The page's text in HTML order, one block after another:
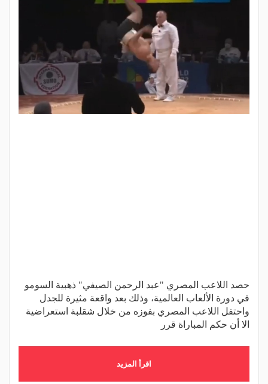
حصد اللاعب المصري "عبد الرحمن الصيفي" ذهبية السومو
في دورة الألعاب العالمية، وذلك بعد واقعة مثيرة للجدل
واحتفل اللاعب المصري بفوزه من خلال شقلبة استعراضية
الا أن حكم المباراة قرر
اقرأ المزيد